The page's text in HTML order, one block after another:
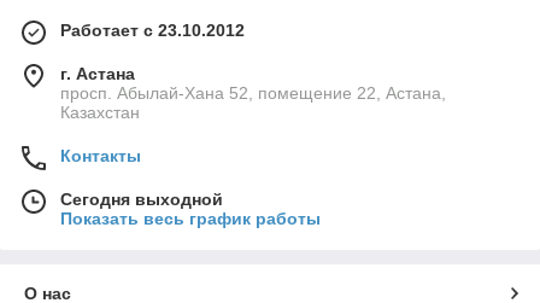
Работает с 23.10.2012
г. Астана
просп. Абылай-Хана 52, помещение 22, Астана,
Казахстан
Контакты
Сегодня выходной
Показать весь график работы
О нас